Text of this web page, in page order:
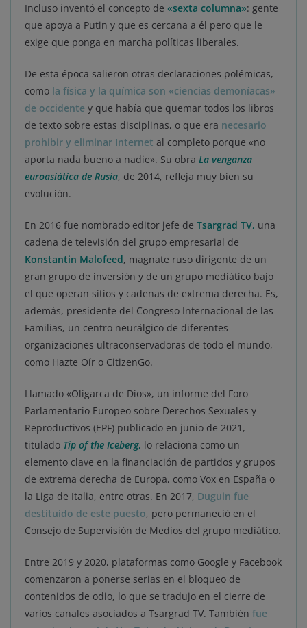
Incluso inventó el concepto de «sexta columna»: gente
que apoya a Putin y que es cercana a él pero que le
exige que ponga en marcha políticas liberales.
De esta época salieron otras declaraciones polémicas,
como la física y la química son «ciencias demoníacas»
de occidente y que había que quemar todos los libros
de texto sobre estas disciplinas, o que era necesario
prohibir y eliminar Internet al completo porque «no
aporta nada bueno a nadie». Su obra La venganza
euroasiática de Rusia, de 2014, refleja muy bien su
evolución.
En 2016 fue nombrado editor jefe de Tsargrad TV, una
cadena de televisión del grupo empresarial de
Konstantin Malofeed, magnate ruso dirigente de un
gran grupo de inversión y de un grupo mediático bajo
el que operan sitios y cadenas de extrema derecha. Es,
además, presidente del Congreso Internacional de las
Familias, un centro neurálgico de diferentes
organizaciones ultraconservadoras de todo el mundo,
como Hazte Oír o CitizenGo.
Llamado «Oligarca de Dios», un informe del Foro
Parlamentario Europeo sobre Derechos Sexuales y
Reproductivos (EPF) publicado en junio de 2021,
titulado Tip of the Iceberg, lo relaciona como un
elemento clave en la financiación de partidos y grupos
de extrema derecha de Europa, como Vox en España o
la Liga de Italia, entre otras. En 2017, Duguin fue
destituido de este puesto, pero permaneció en el
Consejo de Supervisión de Medios del grupo mediático.
Entre 2019 y 2020, plataformas como Google y Facebook
comenzaron a ponerse serias en el bloqueo de
contenidos de odio, lo que se tradujo en el cierre de
varios canales asociados a Tsargrad TV. También fue